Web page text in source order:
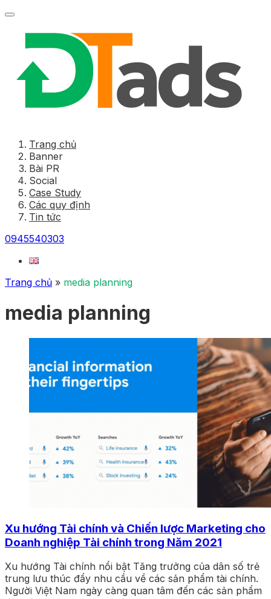
Trang chủ
Banner
Bài PR
Social
Case Study
Các quy định
Tin tức
0945540303
Trang chủ » media planning
media planning
Xu hướng Tài chính và Chiến lược Marketing cho
Doanh nghiệp Tài chính trong Năm 2021
Xu hướng Tài chính nổi bật Tăng trưởng của dân số trẻ
trung lưu thúc đẩy nhu cầu về các sản phẩm tài chính.
Người Việt Nam ngày càng quan tâm đến các sản phẩm